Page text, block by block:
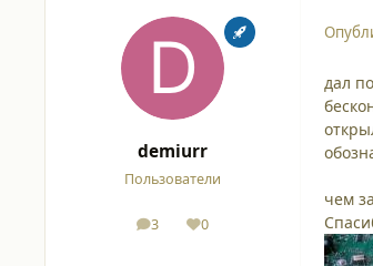
demiurr
Пользователи
3
сообщения
0
Репутация
дал
чем